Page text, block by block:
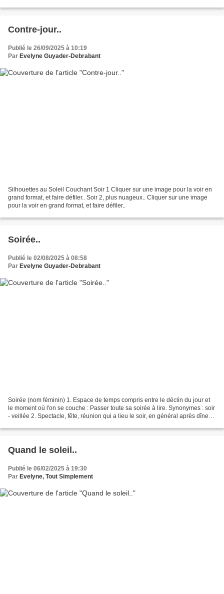
Contre-jour..
Publié le 26/09/2025 à 10:19
Par Evelyne Guyader-Debrabant
Silhouettes au Soleil Couchant Soir 1 Cliquer sur une image pour la voir en
grand format, et faire défiler.. Soir 2, plus nuageux.. Cliquer sur une image
pour la voir en grand format, et faire défiler..
Soirée..
Publié le 02/08/2025 à 08:58
Par Evelyne Guyader-Debrabant
Soirée (nom féminin) 1. Espace de temps compris entre le déclin du jour et
le moment où l'on se couche : Passer toute sa soirée à lire. Synonymes : soir
- veillée 2. Spectacle, fête, réunion qui a lieu le soir, en général après dîner :
Quand le soleil..
Publié le 06/02/2025 à 19:30
Par Evelyne, Tout Simplement